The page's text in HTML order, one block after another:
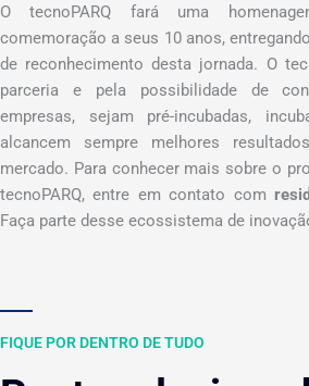
O tecnoPARQ fará uma
comemoração a seus 10 anos,
de reconhecimento desta jornada. O
parceria e pela possibilidade de
empresas, sejam pré-incubadas,
alcancem sempre melhores
mercado. Para conhecer mais sobre o
tecnoPARQ, entre em contato com
Faça parte desse ecossistema de
FIQUE POR DENTRO DE TUDO